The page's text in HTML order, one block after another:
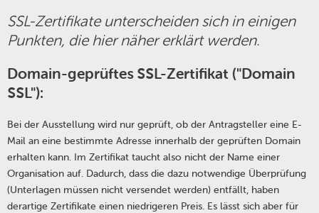
SSL-Zertifikate unterscheiden sich in einigen
Punkten, die hier näher erklärt werden.
Domain-geprüftes SSL-Zertifikat ("Domain
SSL"):
Bei der Ausstellung wird nur geprüft, ob der Antragsteller eine E-
Mail an eine bestimmte Adresse innerhalb der geprüften Domain
erhalten kann. Im Zertifikat taucht also nicht der Name einer
Organisation auf. Dadurch, dass die dazu notwendige Überprüfung
(Unterlagen müssen nicht versendet werden) entfällt, haben
derartige Zertifikate einen niedrigeren Preis. Es lässt sich aber für